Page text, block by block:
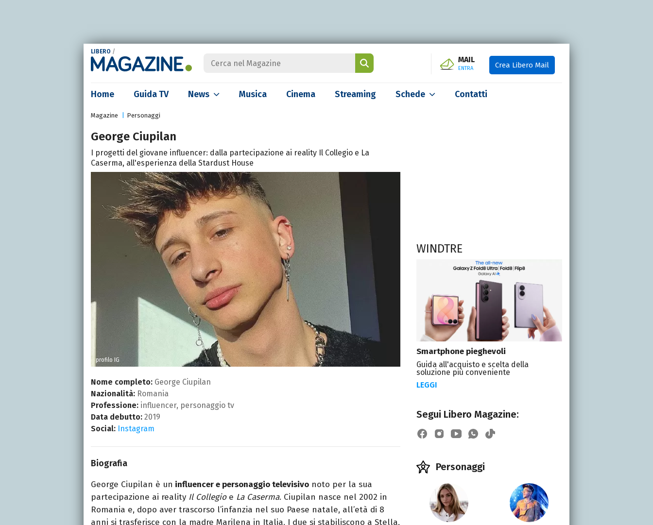
LIBERO /
MAIL
ENTRA Crea Libero Mail
Home Guida TV News Musica Cinema Streaming Schede Contatti
Magazine Personaggi
George Ciupilan
I progetti del giovane influencer: dalla partecipazione ai reality Il Collegio e La
Caserma, all'esperienza della Stardust House
profilo IG
Nome completo: George Ciupilan
Nazionalità: Romania
Professione: influencer, personaggio tv
Data debutto: 2019
Social: Instagram
Biografia
George Ciupilan è un influencer e personaggio televisivo noto per la sua
partecipazione ai reality Il Collegioe La Caserma. Ciupilan nasce nel 2002 in
Romania e, dopo aver trascorso l’infanzia nel suo Paese natale, all’età di 8
anni si trasferisce con la madre Marilena in Italia. I due si stabiliscono a Stella,
WINDTRE
Smartphone pieghevoli
Guida all'acquisto e scelta della
soluzione più conveniente
LEGGI
Segui Libero Magazine:
Personaggi